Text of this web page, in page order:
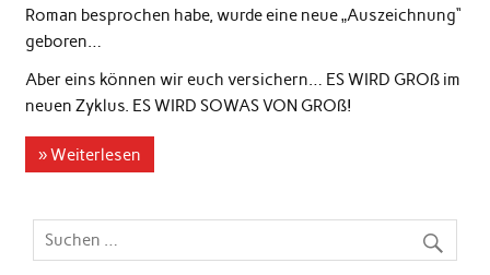
Roman besprochen habe, wurde eine neue „Auszeichnung“
geboren…
Aber eins können wir euch versichern… ES WIRD GROß im
neuen Zyklus. ES WIRD SOWAS VON GROß!
» Weiterlesen